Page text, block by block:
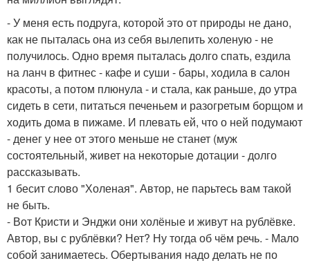
- У меня есть подруга, которой это от природы не дано,
как не пыталась она из себя вылепить холеную - не
получилось. Одно время пыталась долго спать, ездила
на ланч в фитнес - кафе и суши - бары, ходила в салон
красоты, а потом плюнула - и стала, как раньше, до утра
сидеть в сети, питаться печеньем и разогретым борщом и
ходить дома в пижаме. И плевать ей, что о ней подумают
- денег у нее от этого меньше не станет (муж
состоятельный, живет на некоторые дотации - долго
рассказывать.
1 бесит слово "Холеная". Автор, не парьтесь вам такой
не быть.
- Вот Кристи и Энджи они холёные и живут на рублёвке.
Автор, вы с рублёвки? Нет? Ну тогда об чём речь. - Мало
собой занимаетесь. Обертывания надо делать не по